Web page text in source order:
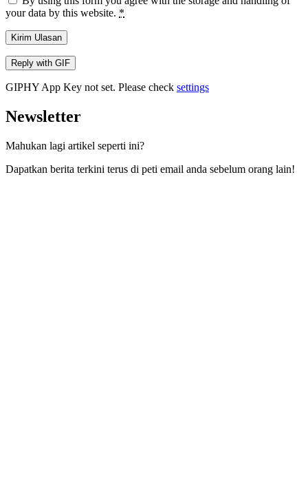
your data by this website. *
Kirim Ulasan
Reply with GIF
GIPHY App Key not set. Please check settings
Newsletter
Mahukan lagi artikel seperti ini?
Dapatkan berita terkini terus di peti email anda sebelum orang lain!